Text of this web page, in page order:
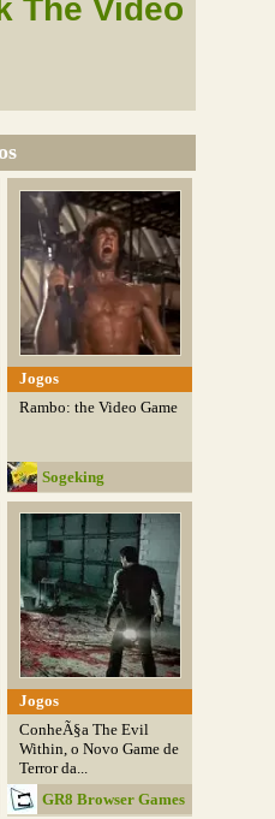
The Video
Jogos
Rambo: the Video Game
Sogeking
Jogos
ConheÃ§a The Evil
Within, o Novo Game de
Terror da...
GR8 Browser Games